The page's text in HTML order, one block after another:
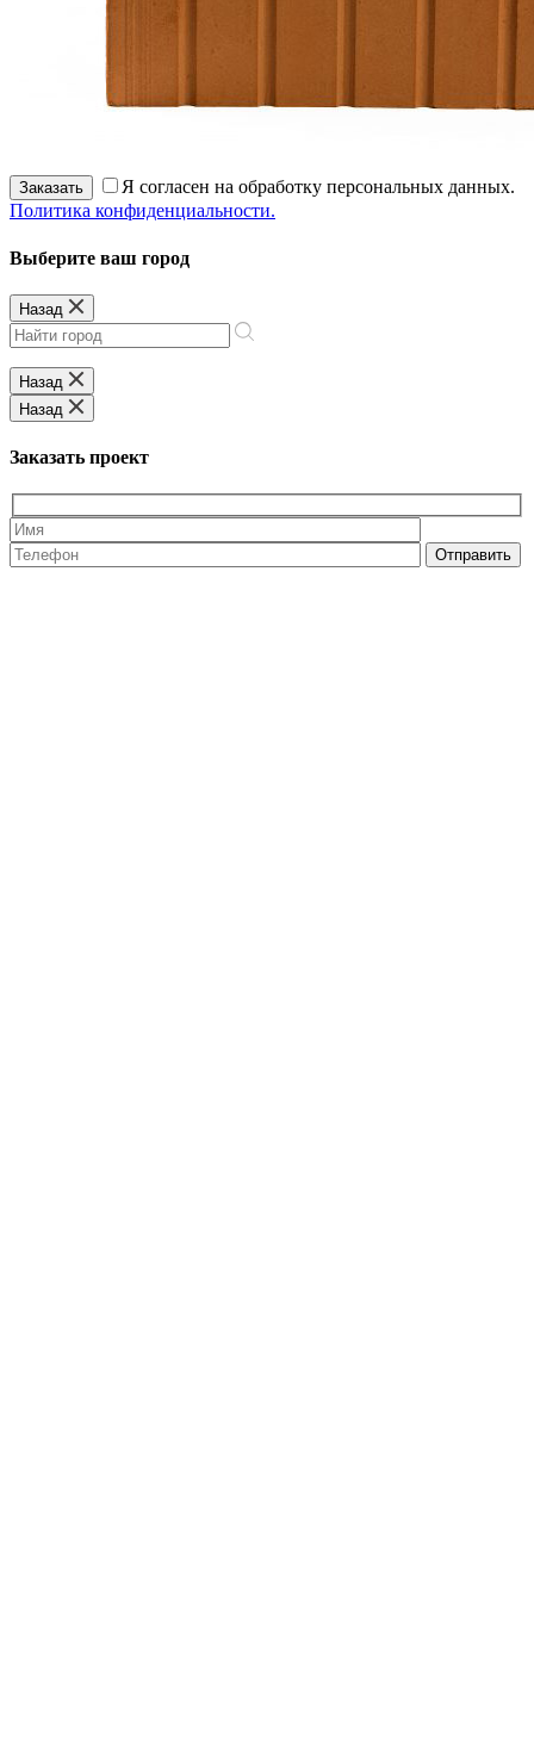
Заказать
Я согласен на обработку персональных данных.
Политика конфиденциальности.
Выберите ваш город
Назад
Назад
Назад
Заказать проект